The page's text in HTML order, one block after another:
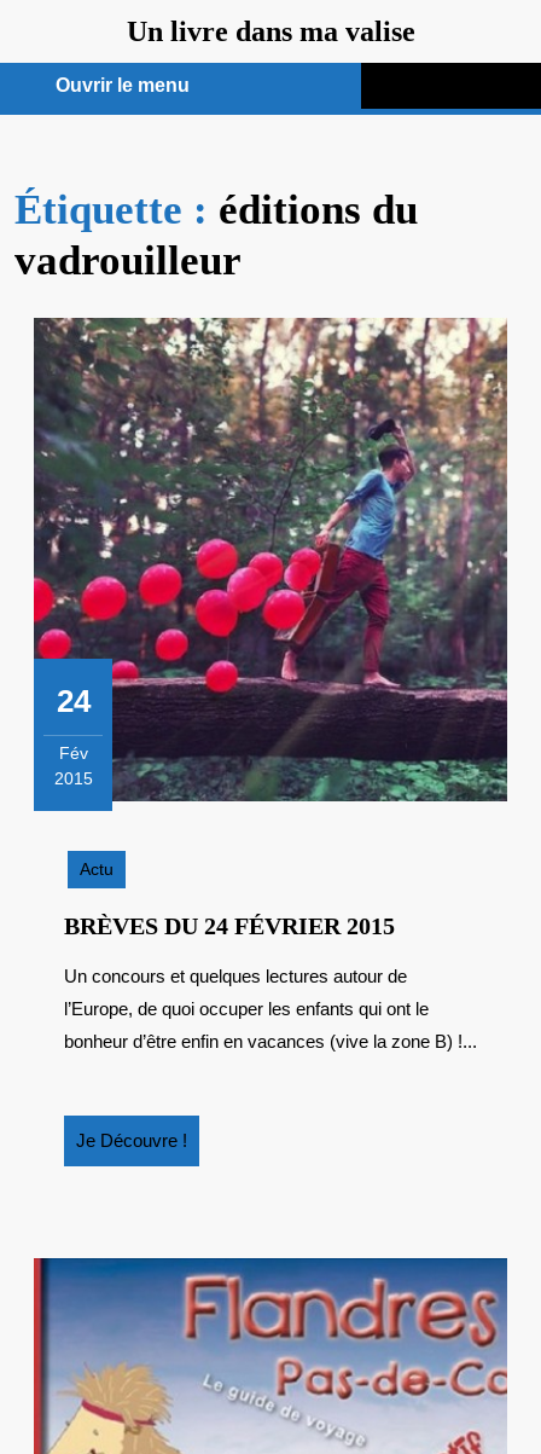
contenu
Un livre dans ma valise
Ouvrir le menu
menu
Étiquette : éditions du
vadrouilleur
24
Fév
2015
2015
Actu
BRÈVES DU 24 FÉVRIER 2015BRÈVES
24
FÉVRIER
2015
Un concours et quelques lectures autour de
l’Europe, de quoi occuper les enfants qui ont le
bonheur d’être enfin en vacances (vive la zone B) !...
Je Découvre !
Découvre